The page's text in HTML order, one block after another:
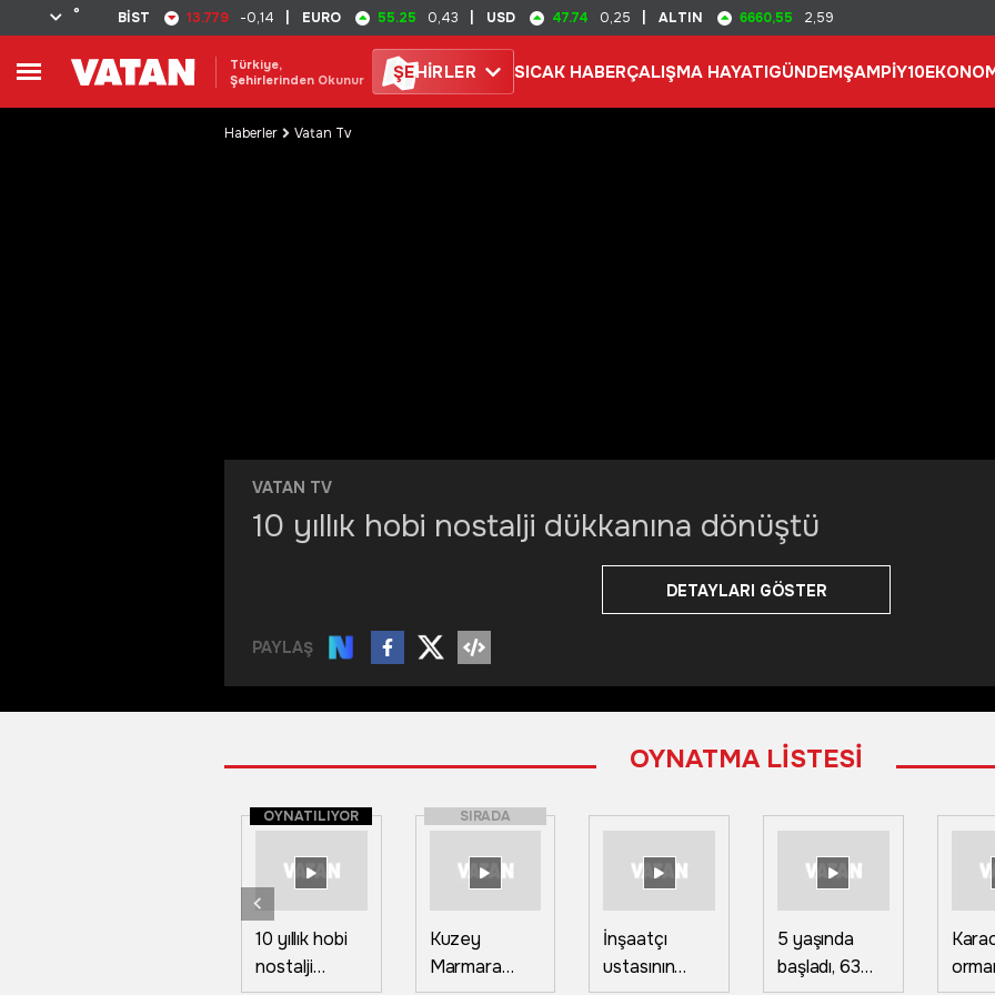
° BİST 13.779 -0,14 EURO 55.25 0,43 USD 47.74 0,25 ALTIN 6660,55 2,59
Türkiye,
Şehirlerinden Okunur
ŞEHİRLER SICAK HABERÇALIŞMA HAYATIGÜNDEMŞAMPİY10
Haberler Vatan Tv
VATAN TV
10 yıllık hobi nostalji dükkanına dönüştü
DETAYLARI GÖSTER
PAYLAŞ
OYNATMA LİSTESİ
OYNATILIYOR
10 yıllık hobi
nostalji
SIRADA
Kuzey
Marmara
İnşaatçı
ustasının
5 yaşında
başladı, 63